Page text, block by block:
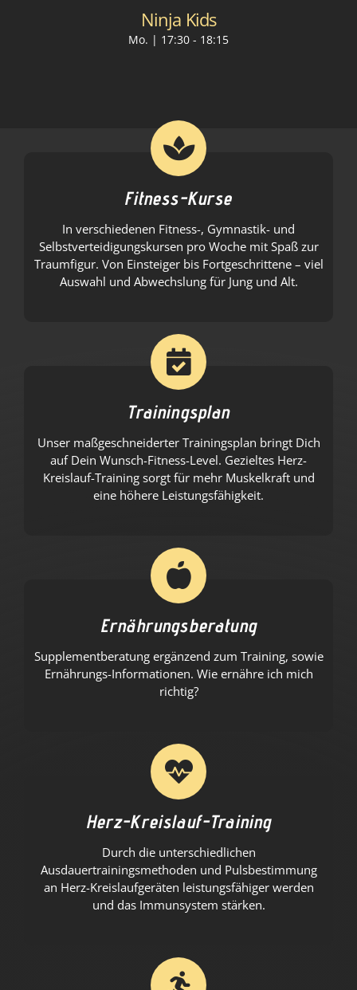
Ninja Kids
Mo. | 17:30 - 18:15
Fitness-Kurse
In verschiedenen Fitness-, Gymnastik- und
Selbstverteidigungskursen pro Woche mit Spaß zur
Traumfigur. Von Einsteiger bis Fortgeschrittene – viel
Auswahl und Abwechslung für Jung und Alt.
Trainingsplan
Unser maßgeschneiderter Trainingsplan bringt Dich
auf Dein Wunsch-Fitness-Level. Gezieltes Herz-
Kreislauf-Training sorgt für mehr Muskelkraft und
eine höhere Leistungsfähigkeit.
Ernährungsberatung
Supplementberatung ergänzend zum Training, sowie
Ernährungs-Informationen. Wie ernähre ich mich
richtig?
Herz-Kreislauf-Training
Durch die unterschiedlichen
Ausdauertrainingsmethoden und Pulsbestimmung
an Herz-Kreislaufgeräten leistungsfähiger werden
und das Immunsystem stärken.